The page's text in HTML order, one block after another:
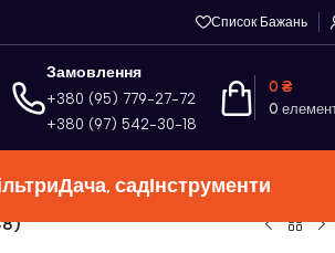
Список Бажань
Замовлення
+380 (95) 779-27-72
+380 (97) 542-30-18
0
0 ₴
Дача, садІнструменти